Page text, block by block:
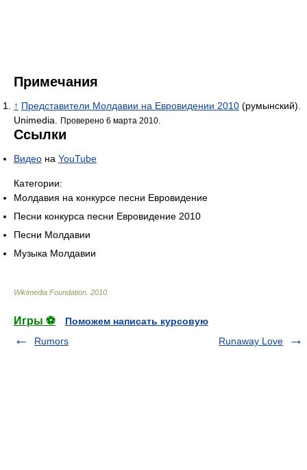
Примечания
↑ Представители Молдавии на Евровидении 2010 (румынский).
Unimedia.
Проверено 6 марта 2010.
Ссылки
Видео на YouTube
Категории:
Молдавия на конкурсе песни Евровидение
Песни конкурса песни Евровидение 2010
Песни Молдавии
Музыка Молдавии
Wikimedia Foundation 2010
Игры ⚽
Поможем написать курсовую
Rumors
Runaway Love